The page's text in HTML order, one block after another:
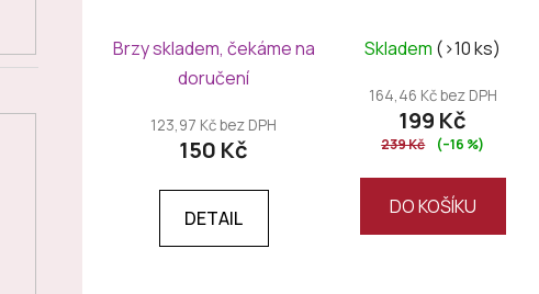
Brzy skladem, čekáme na
doručení
123,97 Kč bez DPH
150 Kč
DETAIL
Santirene 2020
Skladem (>10 ks)
164,46 Kč bez DPH
199 Kč
239 Kč (–16 %)
DO KOŠÍKU